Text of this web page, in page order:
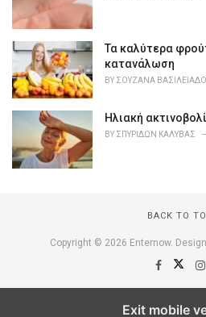
Τα καλύτερα
κατανάλωση
BY ΣΟΥΖΆΝΑ
Ηλιακή
BY ΣΠΥΡΊΔΩΝ ΚΑΛΎΒΑΣ
BACK TO
Copyright © 2026 Enternow.
Exit mobile